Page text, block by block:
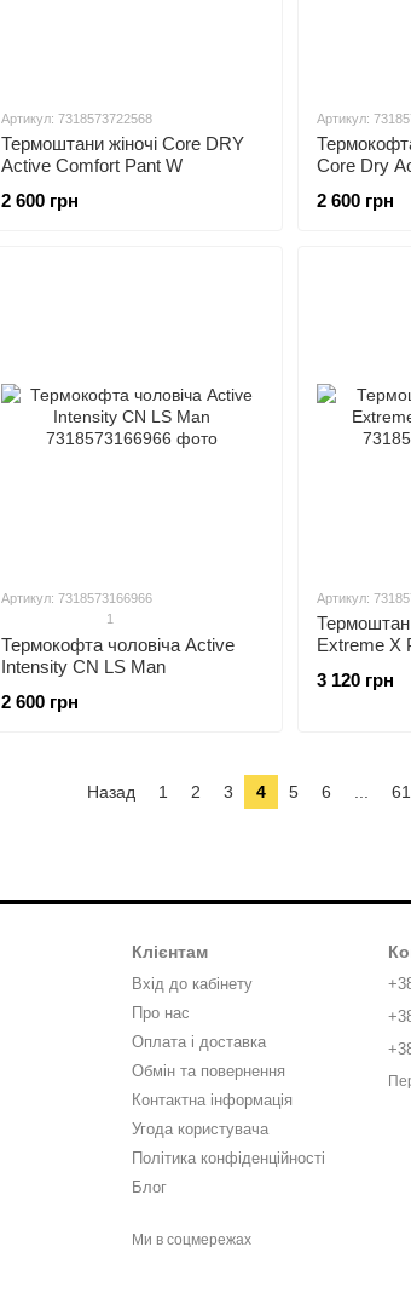
Артикул: 7318573722568
Термоштани жіночі Core DRY
Active Comfort Pant W
2 600 грн
Артикул:
Core Dry
2 600 грн
Артикул: 7318573166966
1
Термокофта чоловіча Active
Intensity CN LS Man
2 600 грн
Артикул:
Extreme X
3 120 грн
Назад 1 2 3 4 5 6 61
Клієнтам
Вхід до кабінету
Про нас
Оплата і доставка
Обмін та повернення
Контактна інформація
Угода користувача
Політика конфіденційності
Блог
Ми в соцмережах